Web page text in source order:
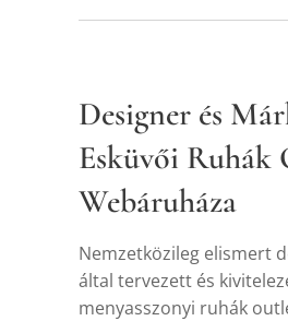
Designer és
Esküvői Ruhák
Webáruháza
Nemzetközileg elismert
által tervezett és
menyasszonyi ruhák